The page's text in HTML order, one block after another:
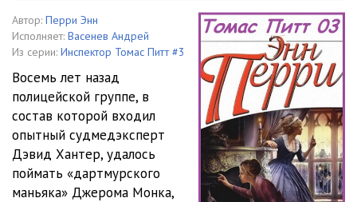
03_006 08:04
03_007 10:37
03_008 08:44
03_009 08:06
03_010 08:51
03_011 09:14
Автор: Перри Энн
Исполняет: Васенев Андрей
Из серии: Инспектор Томас Питт #3
Восемь лет назад
полицейской группе, в
состав которой входил
опытный судмедэксперт
Дэвид Хантер, удалось
поймать «дартмурского
маньяка» Джерома Монка,